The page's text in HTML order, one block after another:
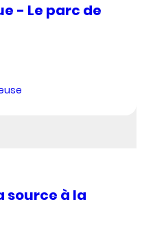
- Le parc de
source à la